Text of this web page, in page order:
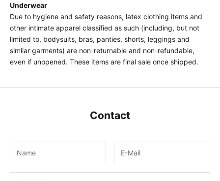
Underwear
Due to hygiene and safety reasons, latex clothing items and
other intimate apparel classified as such (including, but not
limited to, bodysuits, bras, panties, shorts, leggings and
similar garments) are non-returnable and non-refundable,
even if unopened. These items are final sale once shipped.
Contact